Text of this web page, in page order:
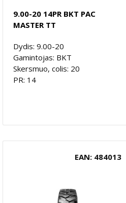
9.00-20 14PR BKT PAC
MASTER TT
Dydis: 9.00-20
Gamintojas: BKT
Skersmuo, colis: 20
PR: 14
EAN: 484013